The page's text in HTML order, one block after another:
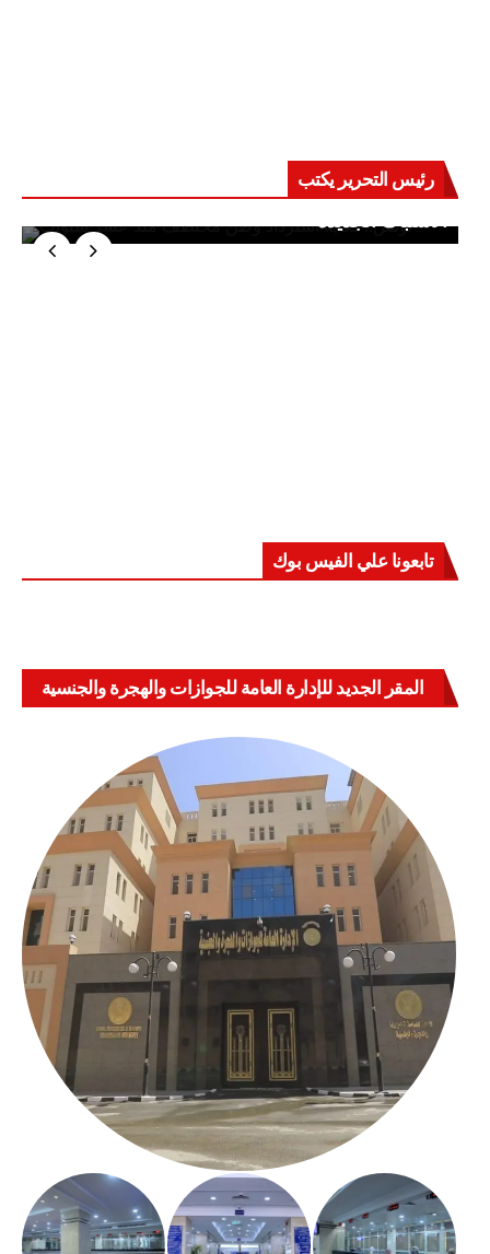
رئيس التحرير يكتب
حرب على العقول.. حادثة دمياط تكشف قواعد
الاشتباك الجديدة
تابعونا علي الفيس بوك
المقر الجديد للإدارة العامة للجوازات والهجرة والجنسية